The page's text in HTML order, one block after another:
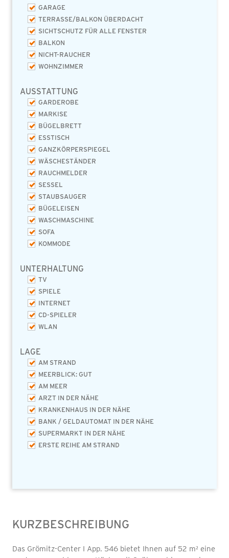
GARAGE
TERRASSE/BALKON ÜBERDACHT
SICHTSCHUTZ FÜR ALLE FENSTER
BALKON
NICHT-RAUCHER
WOHNZIMMER
AUSSTATTUNG
GARDEROBE
MARKISE
BÜGELBRETT
ESSTISCH
GANZKÖRPERSPIEGEL
WÄSCHESTÄNDER
RAUCHMELDER
SESSEL
STAUBSAUGER
BÜGELEISEN
WASCHMASCHINE
SOFA
KOMMODE
UNTERHALTUNG
TV
SPIELE
INTERNET
CD-SPIELER
WLAN
LAGE
AM STRAND
MEERBLICK: GUT
AM MEER
ARZT IN DER NÄHE
KRANKENHAUS IN DER NÄHE
BANK / GELDAUTOMAT IN DER NÄHE
SUPERMARKT IN DER NÄHE
ERSTE REIHE AM STRAND
KURZBESCHREIBUNG
Das Grömitz-Center I App. 546 bietet Ihnen auf 52 m² eine